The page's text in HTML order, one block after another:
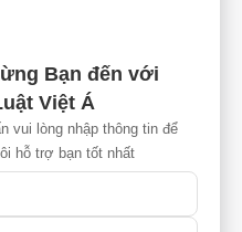
(Gần Thăng Long
997
Bạn đến với
Việt Á
vui lòng nhập thông tin để
hỗ trợ bạn tốt nhất